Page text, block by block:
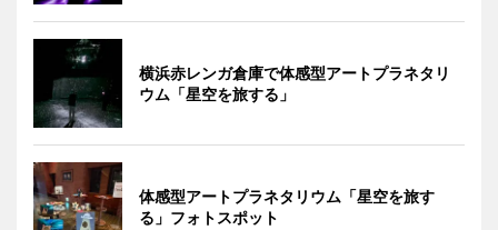
横浜赤レンガ倉庫で体感型アートプラネタリ
ウム「星空を旅する」
体感型アートプラネタリウム「星空を旅す
る」フォトスポット